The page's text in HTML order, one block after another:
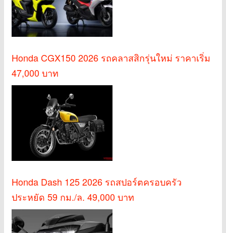
Honda CGX150 2026 รถคลาสสิกรุ่นใหม่ ราคาเริ่ม
47,000 บาท
Honda Dash 125 2026 รถสปอร์ตครอบครัว
ประหยัด 59 กม./ล. 49,000 บาท